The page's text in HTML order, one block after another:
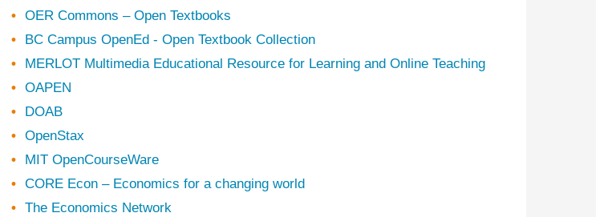
OER Commons – Open Textbooks
BC Campus OpenEd - Open Textbook Collection
MERLOT Multimedia Educational Resource for Learning and Online Teaching
OAPEN
DOAB
OpenStax
MIT OpenCourseWare
CORE Econ – Economics for a changing world
The Economics Network